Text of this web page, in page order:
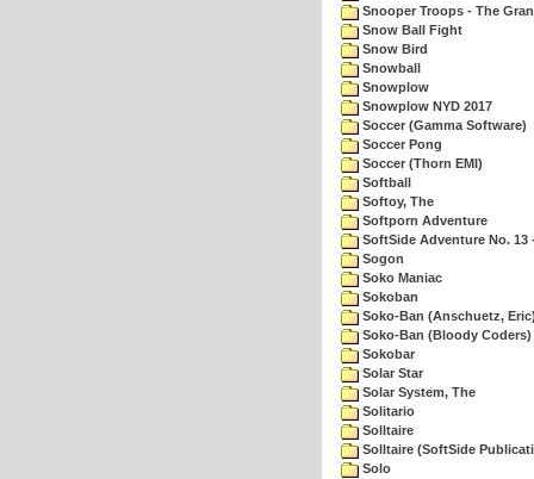
Snooper Troops - The
Snow Ball Fight
Snow Bird
Snowball
Snowplow
Snowplow NYD 2017
Soccer (Gamma Software)
Soccer Pong
Soccer (Thorn EMI)
Softball
Softoy, The
Softporn Adventure
SoftSide Adventure No. 13
Sogon
Soko Maniac
Sokoban
Soko-Ban (Anschuetz,
Soko-Ban (Bloody Coders)
Sokobar
Solar Star
Solar System, The
Solitario
Solltaire
Solltaire (SoftSide
Solo